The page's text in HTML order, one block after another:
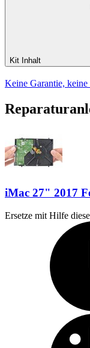
Kit Inhalt
Keine Garantie,
iMac 27" 2017
Ersetze mit Hilfe